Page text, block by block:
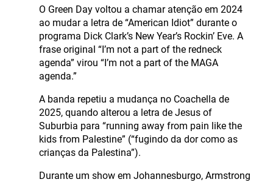
O Green Day voltou a chamar atenção em 2024
ao mudar a letra de “American Idiot” durante o
programa Dick Clark’s New Year’s Rockin’ Eve. A
frase original “I’m not a part of the redneck
agenda” virou “I’m not a part of the MAGA
agenda.”
A banda repetiu a mudança no Coachella de
2025, quando alterou a letra de Jesus of
Suburbia para “running away from pain like the
kids from Palestine” (“fugindo da dor como as
crianças da Palestina”).
Durante um show em Johannesburgo, Armstrong